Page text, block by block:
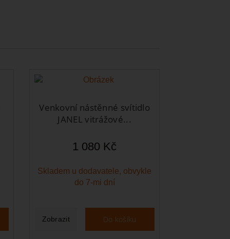
Venkovní nástěnné svítidlo
JANEL vitrážové...
1 080 Kč
Skladem u dodavatele, obvykle
do 7-mi dní
Zobrazit Do košíku